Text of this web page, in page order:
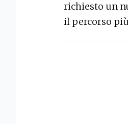
richiesto un
il percorso